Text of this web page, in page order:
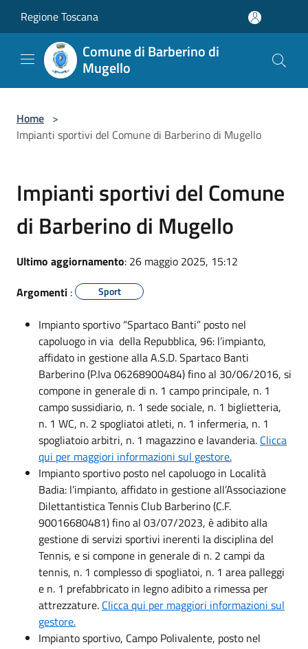
Regione Toscana
Comune di Barberino di
Mugello
Home >
Impianti sportivi del Comune di Barberino di Mugello
Impianti sportivi del Comune
di Barberino di Mugello
Ultimo aggiornamento: 26 maggio 2025, 15:12
Argomenti : Sport
Impianto sportivo “Spartaco Banti” posto nel
capoluogo in via della Repubblica, 96: l’impianto,
affidato in gestione alla A.S.D. Spartaco Banti
Barberino (P.Iva 06268900484) fino al 30/06/2016, si
compone in generale di n. 1 campo principale, n. 1
campo sussidiario, n. 1 sede sociale, n. 1 biglietteria,
n. 1 WC, n. 2 spogliatoi atleti, n. 1 infermeria, n. 1
spogliatoio arbitri, n. 1 magazzino e lavanderia. Clicca
qui per maggiori informazioni sul gestore.
Impianto sportivo posto nel capoluogo in Località
Badia: l’impianto, affidato in gestione all’Associazione
Dilettantistica Tennis Club Barberino (C.F.
90016680481) fino al 03/07/2023, è adibito alla
gestione di servizi sportivi inerenti la disciplina del
Tennis, e si compone in generale di n. 2 campi da
tennis, n. 1 complesso di spogliatoi, n. 1 area palleggi
e n. 1 prefabbricato in legno adibito a rimessa per
attrezzature. Clicca qui per maggiori informazioni sul
gestore.
Impianto sportivo, Campo Polivalente, posto nel